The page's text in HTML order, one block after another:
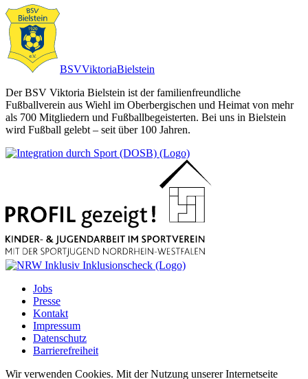
BSVViktoriaBielstein
Der BSV Viktoria Bielstein ist der familienfreundliche
Fußballverein aus Wiehl im Oberbergischen und Heimat von mehr
als 700 Mitgliedern und Fußballbegeisterten. Bei uns in Bielstein
wird Fußball gelebt – seit über 100 Jahren.
Jobs
Presse
Kontakt
Impressum
Datenschutz
Barrierefreiheit
Wir verwenden Cookies. Mit der Nutzung unserer Internetseite